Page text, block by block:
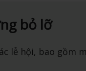
bỏ lỡ
lễ hội, bao gồm